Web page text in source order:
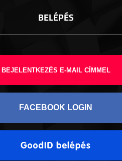
BELÉPÉS
BEJELENTKEZÉS E-MAIL CÍMMEL
FACEBOOK LOGIN